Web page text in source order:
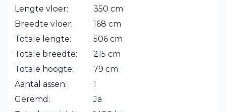
Lengte vloer:
350 cm
Breedte vloer:
168 cm
Totale lengte:
506 cm
Totale breedte:
215 cm
Totale hoogte:
79 cm
Aantal assen:
1
Geremd:
Ja